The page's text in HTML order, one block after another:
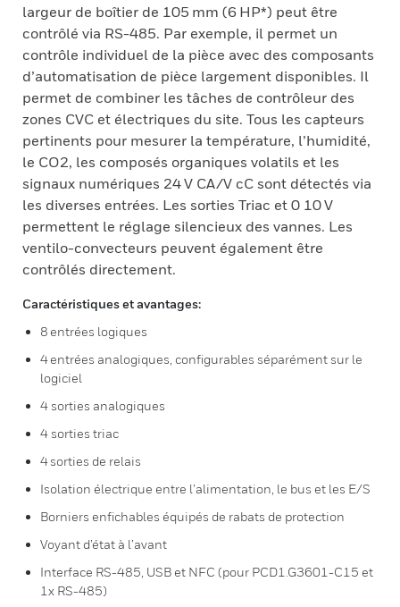
largeur de boîtier de 105 mm (6 HP*) peut être
contrôlé via RS-485. Par exemple, il permet un
contrôle individuel de la pièce avec des composants
d’automatisation de pièce largement disponibles. Il
permet de combiner les tâches de contrôleur des
zones CVC et électriques du site. Tous les capteurs
pertinents pour mesurer la température, l’humidité,
le CO2, les composés organiques volatils et les
signaux numériques 24 V CA/V cC sont détectés via
les diverses entrées. Les sorties Triac et 0 10 V
permettent le réglage silencieux des vannes. Les
ventilo-convecteurs peuvent également être
contrôlés directement.
Caractéristiques et avantages:
8 entrées logiques
4 entrées analogiques, configurables séparément sur le
logiciel
4 sorties analogiques
4 sorties triac
4 sorties de relais
Isolation électrique entre l’alimentation, le bus et les E/S
Borniers enfichables équipés de rabats de protection
Voyant d’état à l’avant
Interface RS-485, USB et NFC (pour PCD1.G3601-C15 et
1x RS-485)